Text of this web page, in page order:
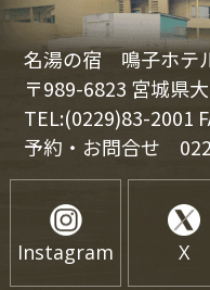
名湯の宿 鳴子ホテ
〒989-6823 宮城県
TEL:(0229)83-2001
予約・お問合せ
Instagram X